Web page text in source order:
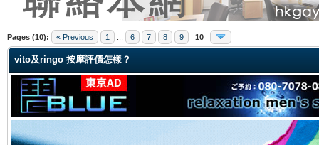
Pages (10): « Previous 1 6 7 8 9 10
vito及ringo 按摩評價怎樣？